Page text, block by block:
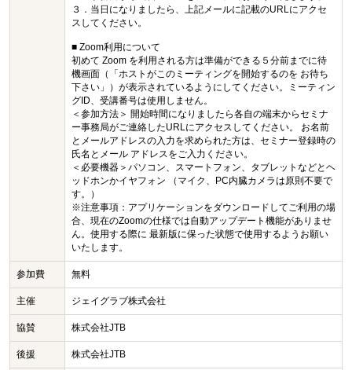
３．当日になりましたら、上記メールに記載のURLにアクセ
スしてください。
■ Zoom利用について
初めて Zoom を利用される方は準備ができる５分前までに待
機画面（「ホストがこのミーティングを開始するのを お待ち
下さい」）が表示されているようにしてください。ミーティン
グID、受講番号は使用しません。
＜参加方法＞ 開始時間になりましたら各自の端末からセミナ
ー事務局がご連絡したURLにアクセスしてください。 お名前
とメールアドレスの入力を求められた方は、セミナー登録時の
氏名とメール アドレスをご入力ください。
＜必要機器＞パソコン、スマートフォン、タブレットなどとヘ
ッドホンかイヤフォン （マイク、PC内臓カメラは原則不要で
す。）
※注意事項：アプリケーションをダウンロードしてご利用の場
合、現在のZoomの仕様では自動アップデート機能がありませ
ん。使用する際に 最新版に保った状態で使用するようお願い
いたします。
参加費 無料
主催 ジェイグラブ株式会社
協賛 株式会社JTB
後援 株式会社JTB